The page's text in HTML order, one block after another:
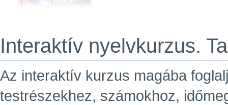
Interaktív nyelvkurzus.
Az interaktív kurzus magába
testrészekhez, számokhoz,